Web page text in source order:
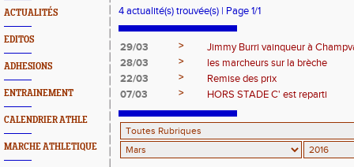
ACTUALITÉS
EDITOS
ADHESIONS
ENTRAINEMENT
CALENDRIER ATHLE
MARCHE ATHLETIQUE
4 actualité(s) trouvée(s) | Page 1/1
29/03 >
Jimmy Burri vainqueur à
28/03
>
les marcheurs sur la brèche
22/03
>
Remise des prix
07/03
> HORS STADE C' est reparti